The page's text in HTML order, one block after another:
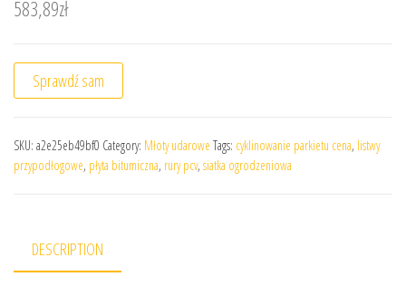
583,89zł
Sprawdź sam
SKU: a2e25eb49bf0 Category: Młoty udarowe Tags: cyklinowanie parkietu cena, listwy
przypodłogowe, płyta bitumiczna, rury pcv, siatka ogrodzeniowa
DESCRIPTION